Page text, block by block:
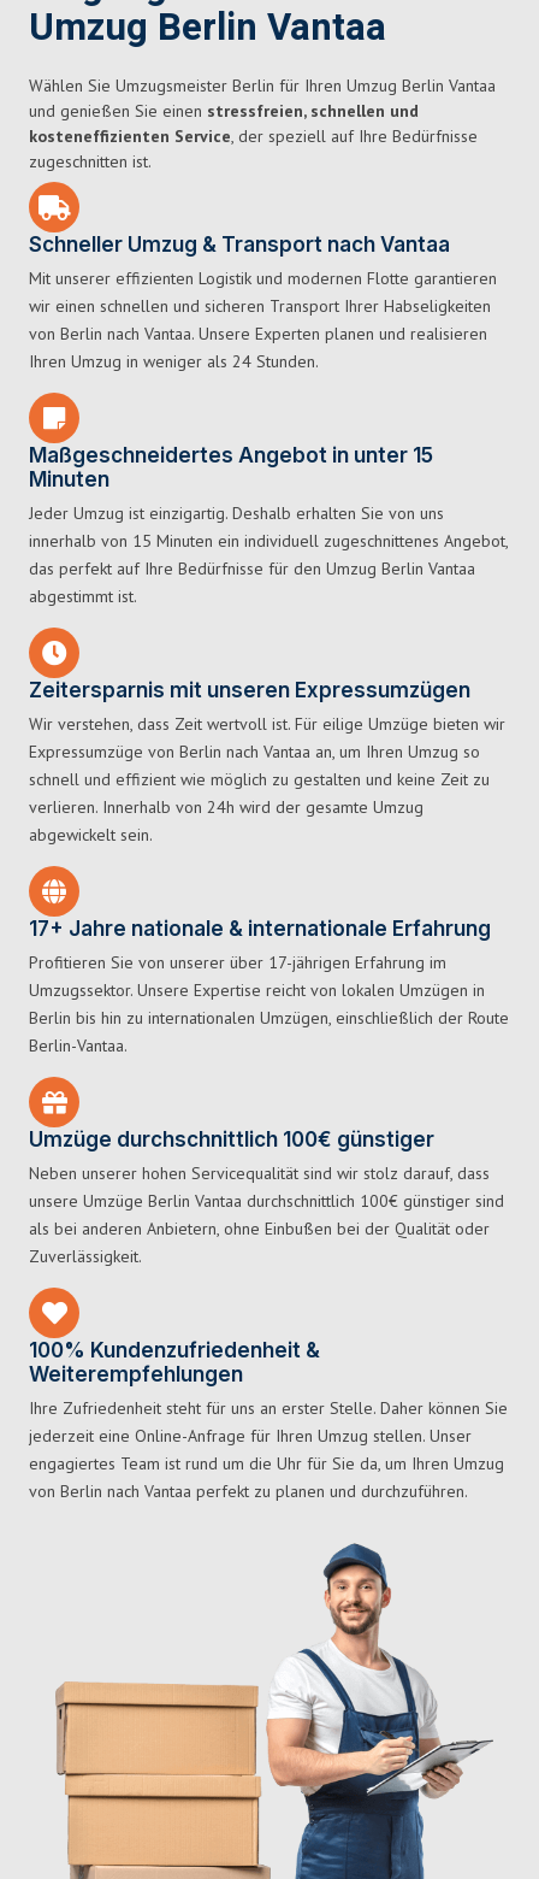
Umzug Berlin Vantaa
Wählen Sie Umzugsmeister Berlin für Ihren Umzug Berlin Vantaa
und genießen Sie einen stressfreien, schnellen und
kosteneffizienten Service, der speziell auf Ihre Bedürfnisse
zugeschnitten ist.
Schneller Umzug & Transport nach Vantaa
Mit unserer effizienten Logistik und modernen Flotte garantieren
wir einen schnellen und sicheren Transport Ihrer Habseligkeiten
von Berlin nach Vantaa. Unsere Experten planen und realisieren
Ihren Umzug in weniger als 24 Stunden.
Maßgeschneidertes Angebot in unter 15
Minuten
Jeder Umzug ist einzigartig. Deshalb erhalten Sie von uns
innerhalb von 15 Minuten ein individuell zugeschnittenes Angebot,
das perfekt auf Ihre Bedürfnisse für den Umzug Berlin Vantaa
abgestimmt ist.
Zeitersparnis mit unseren Expressumzügen
Wir verstehen, dass Zeit wertvoll ist. Für eilige Umzüge bieten wir
Expressumzüge von Berlin nach Vantaa an, um Ihren Umzug so
schnell und effizient wie möglich zu gestalten und keine Zeit zu
verlieren. Innerhalb von 24h wird der gesamte Umzug
abgewickelt sein.
17+ Jahre nationale & internationale Erfahrung
Profitieren Sie von unserer über 17-jährigen Erfahrung im
Umzugssektor. Unsere Expertise reicht von lokalen Umzügen in
Berlin bis hin zu internationalen Umzügen, einschließlich der Route
Berlin-Vantaa.
Umzüge durchschnittlich 100€ günstiger
Neben unserer hohen Servicequalität sind wir stolz darauf, dass
unsere Umzüge Berlin Vantaa durchschnittlich 100€ günstiger sind
als bei anderen Anbietern, ohne Einbußen bei der Qualität oder
Zuverlässigkeit.
100% Kundenzufriedenheit &
Weiterempfehlungen
Ihre Zufriedenheit steht für uns an erster Stelle. Daher können Sie
jederzeit eine Online-Anfrage für Ihren Umzug stellen. Unser
engagiertes Team ist rund um die Uhr für Sie da, um Ihren Umzug
von Berlin nach Vantaa perfekt zu planen und durchzuführen.